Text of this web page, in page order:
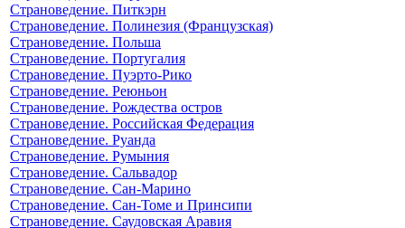
Страноведение. Питкэрн
Страноведение. Полинезия (Французская)
Страноведение. Польша
Страноведение. Португалия
Страноведение. Пуэрто-Рико
Страноведение. Реюньон
Страноведение. Рождества остров
Страноведение. Российская Федерация
Страноведение. Руанда
Страноведение. Румыния
Страноведение. Сальвадор
Страноведение. Сан-Марино
Страноведение. Сан-Томе и Принсипи
Страноведение. Саудовская Аравия